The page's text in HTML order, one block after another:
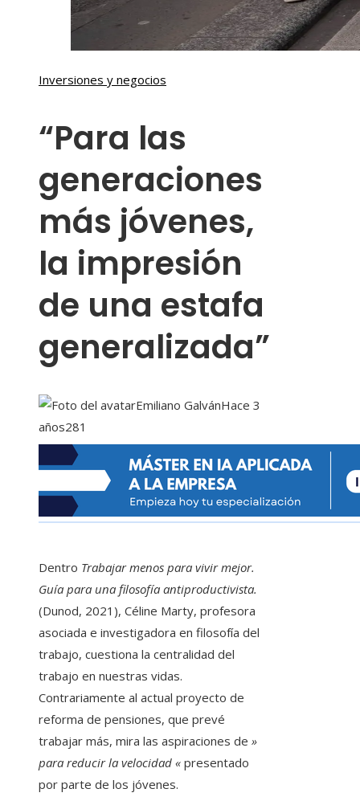
Inversiones y negocios
“Para las
generaciones
más jóvenes,
la impresión
de una estafa
generalizada”
Emiliano GalvánHace 3
años281
Dentro Trabajar menos para vivir mejor.
Guía para una filosofía antiproductivista.
(Dunod, 2021), Céline Marty, profesora
asociada e investigadora en filosofía del
trabajo, cuestiona la centralidad del
trabajo en nuestras vidas.
Contrariamente al actual proyecto de
reforma de pensiones, que prevé
trabajar más, mira las aspiraciones de »
para reducir la velocidad « presentado
por parte de los jóvenes.